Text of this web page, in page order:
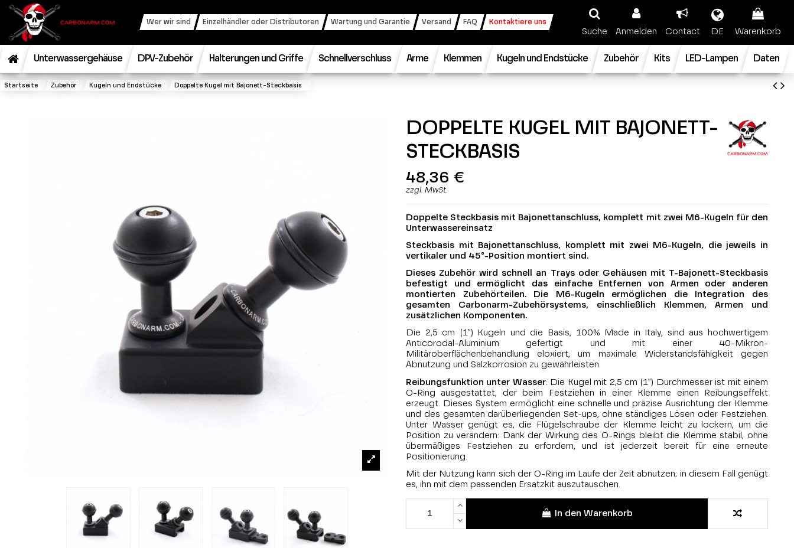
Wer wir sind Einzelhändler oder Distributoren Wartung und Garantie Versand FAQ Kontaktiere uns
Suche Anmelden Contact DE Warenkorb
Unterwassergehäuse DPV-Zubehör Halterungen und Griffe Schnellverschluss Arme Klemmen Kugeln und Endstücke Zubehör Kits LED-Lampen Daten
Startseite Zubehör Kugeln und Endstücke Doppelte Kugel mit Bajonett-Steckbasis
DOPPELTE KUGEL MIT BAJONETT-
STECKBASIS
48,36 €
zzgl. MwSt.
Doppelte Steckbasis mit Bajonettanschluss, komplett mit zwei M6-Kugeln für den
Unterwassereinsatz
Steckbasis mit Bajonettanschluss, komplett mit zwei M6-Kugeln, die jeweils in
vertikaler und 45°-Position montiert sind.
Dieses Zubehör wird schnell an Trays oder Gehäusen mit T-Bajonett-Steckbasis
befestigt und ermöglicht das einfache Entfernen von Armen oder anderen
montierten Zubehörteilen. Die M6-Kugeln ermöglichen die Integration des
gesamten Carbonarm-Zubehörsystems, einschließlich Klemmen, Armen und
zusätzlichen Komponenten.
Die 2,5 cm (1”) Kugeln und die Basis, 100% Made in Italy, sind aus hochwertigem
Anticorodal-Aluminium gefertigt und mit einer 40-Mikron-
Militäroberflächenbehandlung eloxiert, um maximale Widerstandsfähigkeit gegen
Abnutzung und Salzkorrosion zu gewährleisten.
Reibungsfunktion unter Wasser: Die Kugel mit 2,5 cm (1”) Durchmesser ist mit einem
O-Ring ausgestattet, der beim Festziehen in einer Klemme einen Reibungseffekt
erzeugt. Dieses System ermöglicht eine schnelle und präzise Ausrichtung der Klemme
und des gesamten darüberliegenden Set-ups, ohne ständiges Lösen oder Festziehen.
Unter Wasser genügt es, die Flügelschraube der Klemme leicht zu lockern, um die
Position zu verändern: Dank der Wirkung des O-Rings bleibt die Klemme stabil, ohne
übermäßiges Festziehen zu erfordern, und ist jederzeit bereit für eine erneute
Positionierung.
Mit der Nutzung kann sich der O-Ring im Laufe der Zeit abnutzen; in diesem Fall genügt
es, ihn mit dem passenden Ersatzkit auszutauschen.
In den Warenkorb